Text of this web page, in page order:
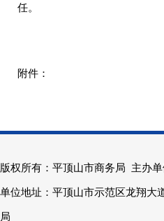
任。
版权所有：平顶山市商务局 主办
单位地址：平顶山市示范区龙翔大
局